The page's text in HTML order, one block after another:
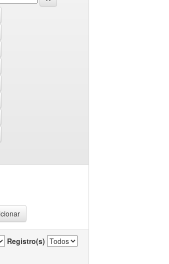
Registro(s)